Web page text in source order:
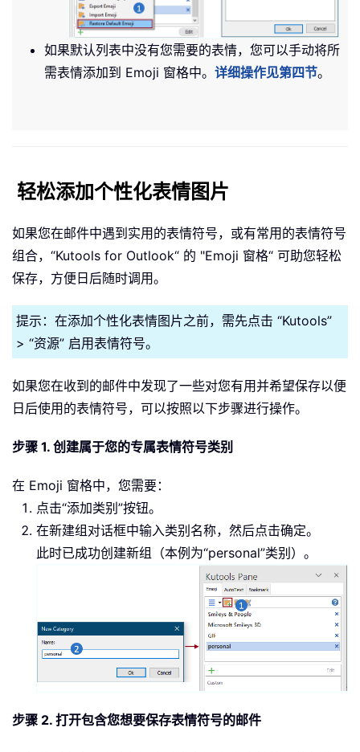
如果默认列表中没有您需要的表情，您可以手动将所
需表情添加到 Emoji 窗格中。 详细操作见第四节。
轻松添加个性化表情图片
如果您在邮件中遇到实用的表情符号，或有常用的表情符号
组合，“Kutools for Outlook“ 的 "Emoji 窗格“ 可助您轻松
保存，方便日后随时调用。
提示：在添加个性化表情图片之前，需先点击 “Kutools”
> “资源” 启用表情符号。
如果您在收到的邮件中发现了一些对您有用并希望保存以便
日后使用的表情符号，可以按照以下步骤进行操作。
步骤 1. 创建属于您的专属表情符号类别
在 Emoji 窗格中，您需要：
点击“添加类别”按钮。
在新建组对话框中输入类别名称，然后点击确定。
此时已成功创建新组（本例为“personal”类别）。
步骤 2. 打开包含您想要保存表情符号的邮件